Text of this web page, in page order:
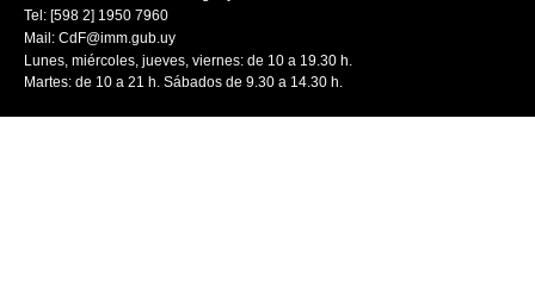
Tel: [598 2] 1950 7960
Mail: CdF@imm.gub.uy
Lunes, miércoles, jueves, viernes: de 10 a 19.30 h.
Martes: de 10 a 21 h. Sábados de 9.30 a 14.30 h.